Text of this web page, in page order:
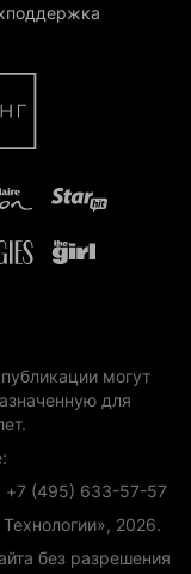
могут
для
+7 (495) 633-57-57
2026.
без разрешения